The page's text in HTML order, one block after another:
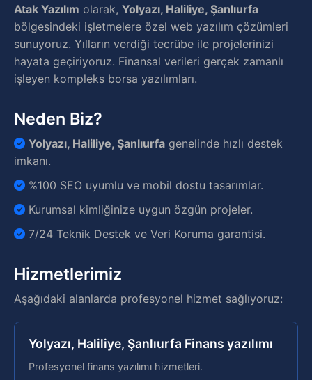
Atak Yazılım olarak, Yolyazı, Haliliye, Şanlıurfa
bölgesindeki işletmelere özel web yazılım çözümleri
sunuyoruz. Yılların verdiği tecrübe ile projelerinizi
hayata geçiriyoruz. Finansal verileri gerçek zamanlı
işleyen kompleks borsa yazılımları.
Neden Biz?
Yolyazı, Haliliye, Şanlıurfa genelinde hızlı destek
imkanı.
%100 SEO uyumlu ve mobil dostu tasarımlar.
Kurumsal kimliğinize uygun özgün projeler.
7/24 Teknik Destek ve Veri Koruma garantisi.
Hizmetlerimiz
Aşağıdaki alanlarda profesyonel hizmet sağlıyoruz:
Yolyazı, Haliliye, Şanlıurfa Finans yazılımı
Profesyonel finans yazılımı hizmetleri.